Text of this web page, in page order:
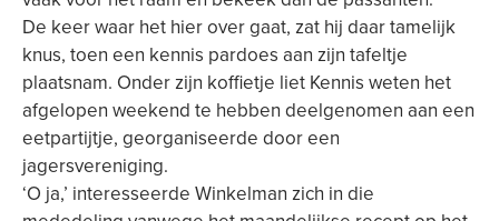
De keer waar het hier over gaat, zat hij daar tamelijk
knus, toen een kennis pardoes aan zijn tafeltje
plaatsnam. Onder zijn koffietje liet Kennis weten het
afgelopen weekend te hebben deelgenomen aan een
eetpartijtje, georganiseerde door een
jagersvereniging.
‘O ja,’ interesseerde Winkelman zich in die